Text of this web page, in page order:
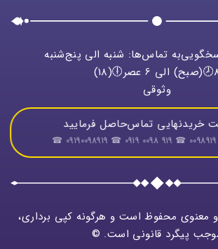
تماس‌ها: شنبه الی پنج‌شنبه
عصر🕕(18)
وثوقی
معنوی محفوظ است و هرگونه کپی برداری،
پیگرد قانونی است. ©